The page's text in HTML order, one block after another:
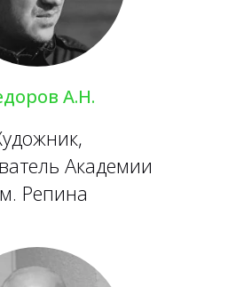
А.Н.
Академии
Репина